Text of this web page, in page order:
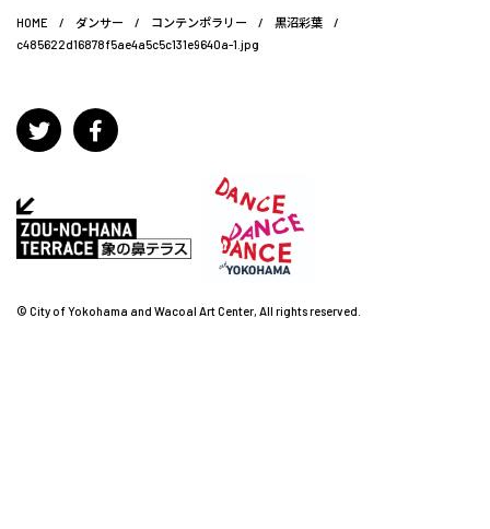
HOME / ダンサー / コンテンポラリー / 黒沼彩葉
/
c485622d16878f5ae4a5c5c131e9640a-1.jpg
© City of Yokohama and Wacoal Art Center, All rights reserved.